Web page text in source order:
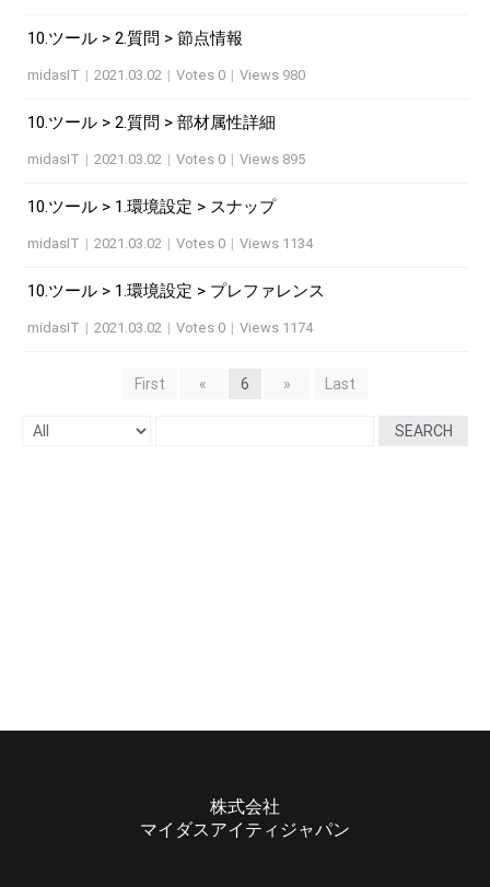
10.ツール > 2.質問 > 節点情報
midasIT | 2021.03.02 | Votes 0 | Views 980
10.ツール > 2.質問 > 部材属性詳細
midasIT | 2021.03.02 | Votes 0 | Views 895
10.ツール > 1.環境設定 > スナップ
midasIT | 2021.03.02 | Votes 0 | Views 1134
10.ツール > 1.環境設定 > プレファレンス
midasIT | 2021.03.02 | Votes 0 | Views 1174
First « 6 » Last
SEARCH
株式会社
マイダスアイティジャパン